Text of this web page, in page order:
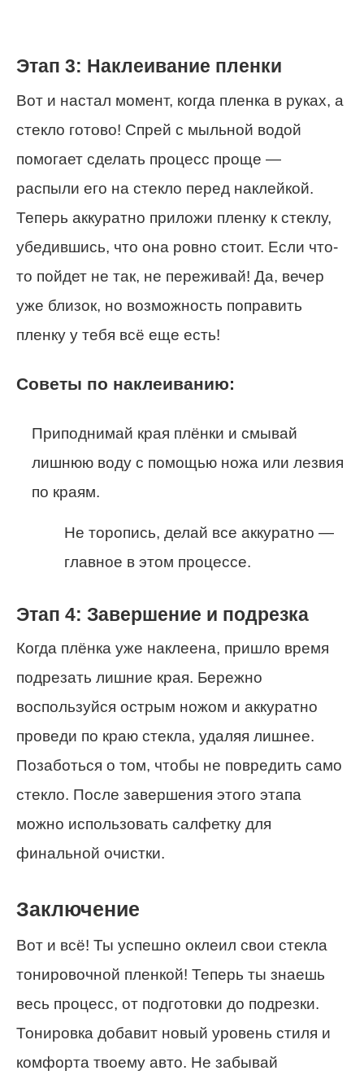
Этап 3: Наклеивание пленки
Вот и настал момент, когда пленка в руках, а
стекло готово! Спрей с мыльной водой
помогает сделать процесс проще —
распыли его на стекло перед наклейкой.
Теперь аккуратно приложи пленку к стеклу,
убедившись, что она ровно стоит. Если что-
то пойдет не так, не переживай! Да, вечер
уже близок, но возможность поправить
пленку у тебя всё еще есть!
Советы по наклеиванию:
Приподнимай края плёнки и смывай
лишнюю воду с помощью ножа или лезвия
по краям.
Не торопись, делай все аккуратно —
главное в этом процессе.
Этап 4: Завершение и подрезка
Когда плёнка уже наклеена, пришло время
подрезать лишние края. Бережно
воспользуйся острым ножом и аккуратно
проведи по краю стекла, удаляя лишнее.
Позаботься о том, чтобы не повредить само
стекло. После завершения этого этапа
можно использовать салфетку для
финальной очистки.
Заключение
Вот и всё! Ты успешно оклеил свои стекла
тонировочной пленкой! Теперь ты знаешь
весь процесс, от подготовки до подрезки.
Тонировка добавит новый уровень стиля и
комфорта твоему авто. Не забывай